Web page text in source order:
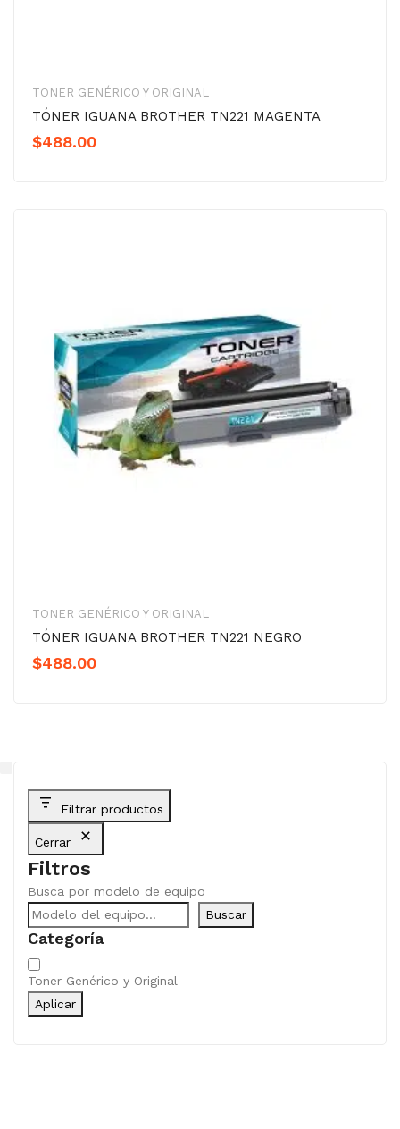
TONER GENÉRICO Y ORIGINAL
TÓNER IGUANA BROTHER TN221 MAGENTA
$488.00
TONER GENÉRICO Y ORIGINAL
TÓNER IGUANA BROTHER TN221 NEGRO
$488.00
Filtrar productos
Cerrar
Filtros
Busca por modelo de equipo
Buscar
Categoría
Categoría
Toner Genérico y Original
Aplicar